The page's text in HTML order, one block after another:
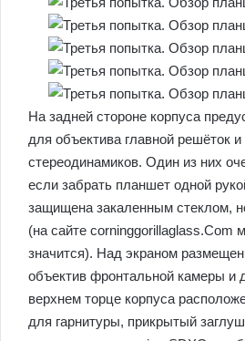
На задней стороне корпуса
для объектива главной решёток
стереодинамиков. Один из них
если забрать планшет одной
защищена закаленным стеклом,
(на сайте corninggorillaglass.Com
значится). Над экраном
объектив фронтальной камеры и
верхнем торце корпуса
для гарнитуры, прикрытый